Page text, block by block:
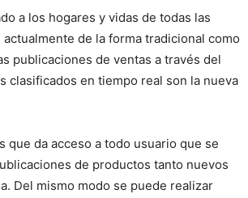
a los hogares y vidas de todas las
de la forma tradicional como
publicaciones de ventas a través del
clasificados en tiempo real son la nueva
da acceso a todo usuario que se
de productos tanto nuevos
Del mismo modo se puede realizar